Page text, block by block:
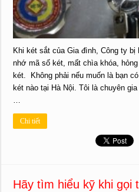
Khi két sắt của Gia đình, Công ty bị
nhớ mã số két, mất chìa khóa,
két. Không phải nếu muốn là bạn
két nào tại Hà Nội. Tôi là chuyên
…
Chi tiết
Hãy tìm hiểu kỹ khi gọi